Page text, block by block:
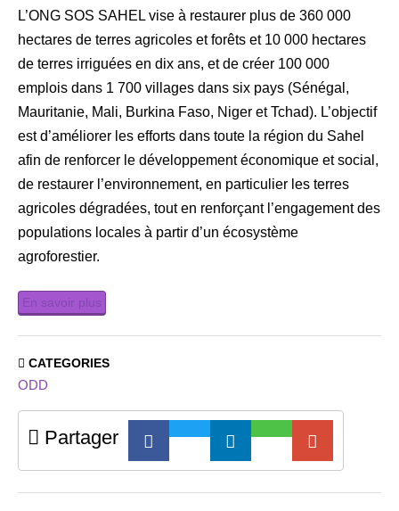
L’ONG SOS SAHEL vise à restaurer plus de 360 000
hectares de terres agricoles et forêts et 10 000 hectares
de terres irriguées en dix ans, et de créer 100 000
emplois dans 1 700 villages dans six pays (Sénégal,
Mauritanie, Mali, Burkina Faso, Niger et Tchad). L’objectif
est d’améliorer les efforts dans toute la région du Sahel
afin de renforcer le développement économique et social,
de restaurer l’environnement, en particulier les terres
agricoles dégradées, tout en renforçant l’engagement des
populations locales à partir d’un écosystème
agroforestier.
En savoir plus
CATEGORIES
ODD
Partager